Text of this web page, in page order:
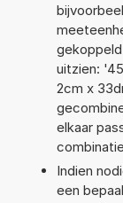
uitzien:
2cm x
elkaar
Indien
een